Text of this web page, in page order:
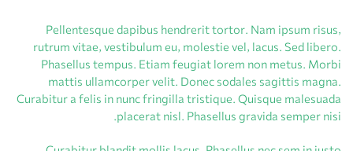
Pellentesque dapibus hendrerit tortor. Nam ipsum risus,
rutrum vitae, vestibulum eu, molestie vel, lacus. Sed libero.
Phasellus tempus. Etiam feugiat lorem non metus. Morbi
mattis ullamcorper velit. Donec sodales sagittis magna.
Curabitur a felis in nunc fringilla tristique. Quisque malesuada
placerat nisl. Phasellus gravida semper nisi.